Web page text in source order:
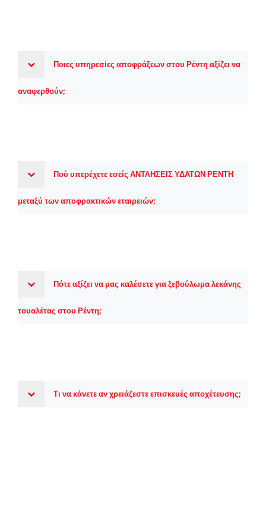
Ποιες υπηρεσίες αποφράξεων στου Ρέντη αξίζει να
αναφερθούν;
Πού υπερέχετε εσείς ΑΝΤΛΗΣΕΙΣ ΥΔΑΤΩΝ ΡΕΝΤΗ
μεταξύ των αποφρακτικών εταιρειών;
Πότε αξίζει να μας καλέσετε για ξεβούλωμα λεκάνης
τουαλέτας στου Ρέντη;
Τι να κάνετε αν χρειάζεστε επισκευές αποχέτευσης;